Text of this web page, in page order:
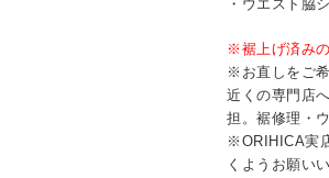
・ウエスト脇
※裾上げ済み
※お直しをご
近くの専門店
担。裾修理・
※ORIHICA実
くようお願い